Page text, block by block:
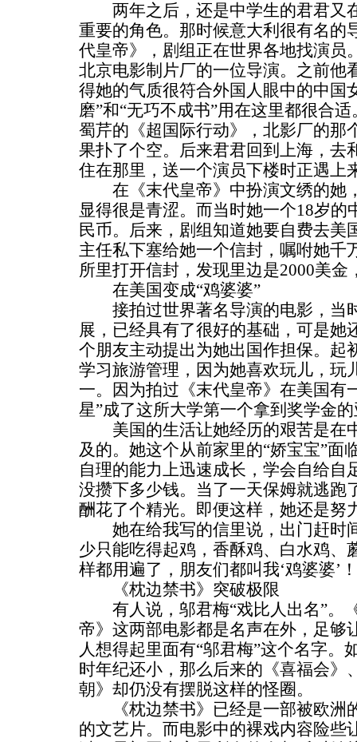
两年之后，还是中学生的君君又
重要的角色。那时候意大利很有名的
代皇帝》，剧组正在世界各地找演员
北京电影制片厂的一位导演。之前他
得她的气质很符合外国人眼中的中国
磨”和“无巧不成书”用在这里都很合
蜀芹的《超国际行动》，北影厂的那
果扑了个空。后来君君回到上海，去
住在那里，送一个演员下楼时正遇上
在《末代皇帝》中扮演文绣的她
显得很是青涩。而当时她一个18岁的
民币。后来，剧组知道她要自费去美
主任私下塞给她一个信封，嘱咐她千
所里打开信封，发现里边是2000美金
在美国变成“鸡婆婆”
接拍过世界著名导演的电影，当
展，已经具有了很好的基础，可是她
个朋友主动提出为她出国作担保。起
学习旅游管理，因为她喜欢玩儿，玩
一。因为拍过《末代皇帝》在美国有
星”成了这所大学第一个拿到奖学金
美国的生活让她经历的艰苦是在
及的。她这个从前家里的“娇宝宝”面
自理的能力上迅速成长，学会自给自
没攒下多少钱。当了一天保姆就逃跑
酬花了个精光。即便这样，她还是努
她在给我写的信里说，出门赶时间
少只能吃得起鸡，香酥鸡、白水鸡
样都用遍了，朋友们都叫我‘鸡婆婆’
《枕边禁书》突破极限
有人说，邬君梅“戏比人出名”。
帝》这两部电影都是名声在外，足够
人想得起里面有“邬君梅”这个名字。
时年纪还小，那么后来的《喜福会》
朝》却仍没有摆脱这样的怪圈。
《枕边禁书》已经是一部被欧洲
的文艺片。而电影中的裸戏内容险些